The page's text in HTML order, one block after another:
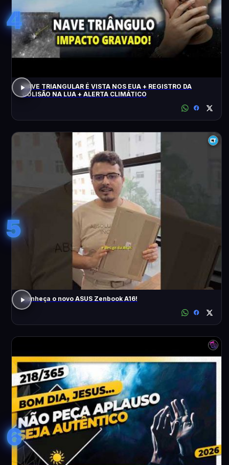
4
NAVE TRIANGULAR É VISTA NOS EUA + REGISTRO DA
COLISÃO NA LUA + ALERTA CLIMÁTICO
5
Conheça o novo ASUS Zenbook A16!
6